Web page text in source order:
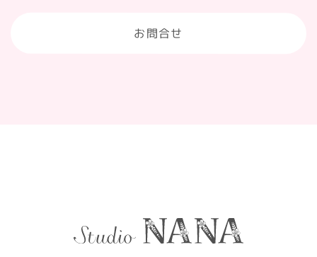
お問合せ